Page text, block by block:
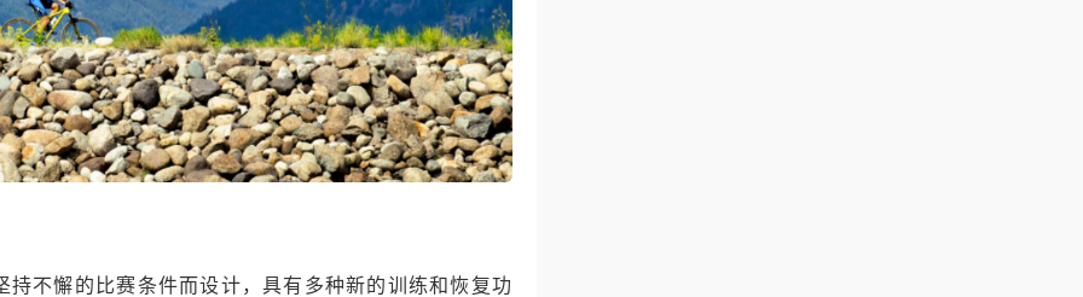
不懈的比赛条件而设计，具有多种新的训练和恢复功